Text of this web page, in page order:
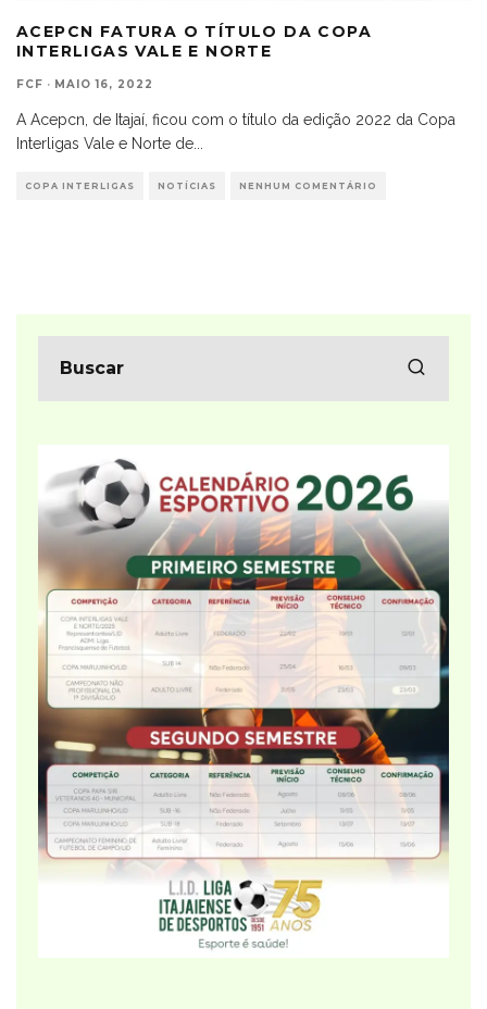
ACEPCN FATURA O TÍTULO DA COPA
INTERLIGAS VALE E NORTE
FCF · MAIO 16, 2022
A Acepcn, de Itajaí, ficou com o título da edição 2022 da Copa
Interligas Vale e Norte de
COPA INTERLIGAS NOTÍCIAS NENHUM COMENTÁRIO